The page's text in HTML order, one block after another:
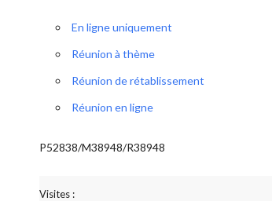
En ligne uniquement
Réunion à thème
Réunion de rétablissement
Réunion en ligne
P52838/M38948/R38948
Visites :